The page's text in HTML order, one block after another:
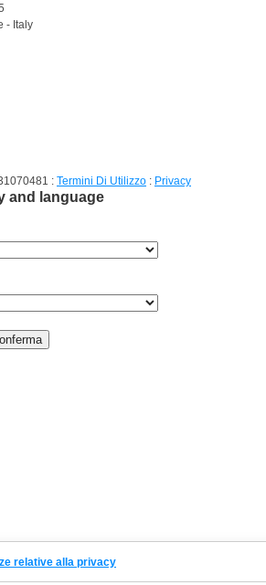
- Italy
: Termini Di Utilizzo : Privacy
and language
relative alla privacy